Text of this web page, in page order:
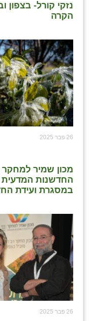
נזקי קורל- בצפון
הקרה
26 פבר 2025
מכון שמיר למחקר
החדשנות המדעית
במסגרת ועידת
26 פבר 2025